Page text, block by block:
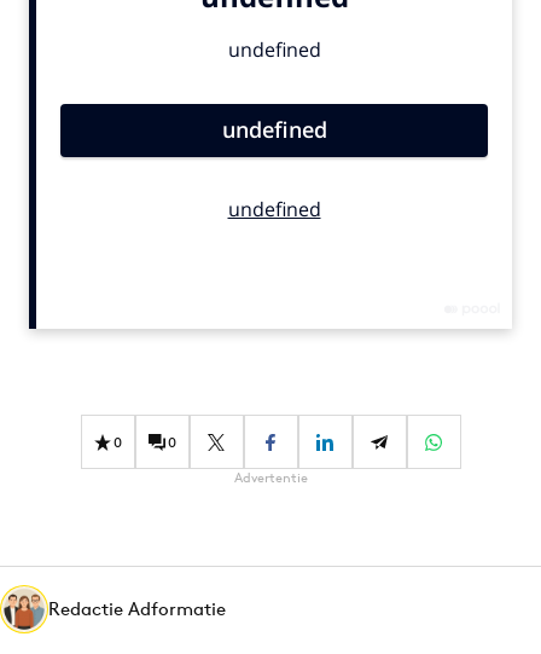
Gedragsverandering
Influencer marketing
Media
Merkstrategie
PR
0 0
Advertentie
Redactie Adformatie